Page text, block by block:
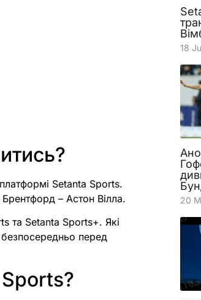
Setanta Sports.
– Астон Вілла.
та Setanta Sports+. Які
безпосередньо перед
18
20